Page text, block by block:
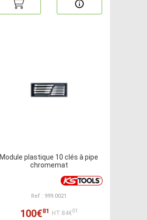
Module plastique 10 clés à pipe
chromemat
Ref : 999.0021
100€81 HT:84€01